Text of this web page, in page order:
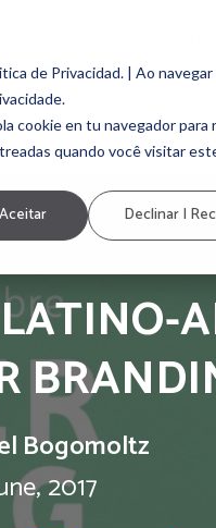
de Privacidad. | Ao navegar
cookie en tu navegador para
quando você visitar
Declinar |
EMPLOYEE EXPERIENCE
Bogomoltz
2017